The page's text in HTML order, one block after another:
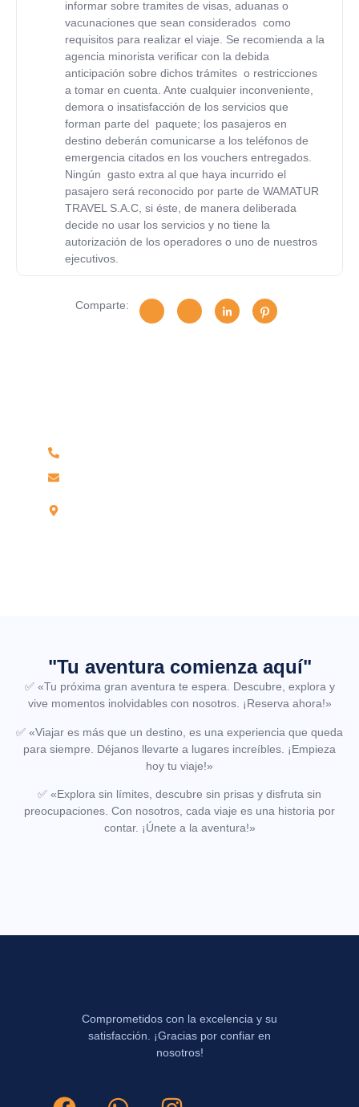
informar sobre tramites de visas, aduanas o
vacunaciones que sean considerados como
requisitos para realizar el viaje. Se recomienda a la
agencia minorista verificar con la debida
anticipación sobre dichos trámites o restricciones
a tomar en cuenta. Ante cualquier inconveniente,
demora o insatisfacción de los servicios que
forman parte del paquete; los pasajeros en
destino deberán comunicarse a los teléfonos de
emergencia citados en los vouchers entregados.
Ningún gasto extra al que haya incurrido el
pasajero será reconocido por parte de WAMATUR
TRAVEL S.A.C , si éste, de manera deliberada
decide no usar los servicios y no tiene la
autorización de los operadores o uno de nuestros
ejecutivos.
Comparte:
"Tu aventura comienza aquí"
✅ «Tu próxima gran aventura te espera. Descubre, explora y
vive momentos inolvidables con nosotros. ¡Reserva ahora!»
✅ «Viajar es más que un destino, es una experiencia que queda
para siempre. Déjanos llevarte a lugares increíbles. ¡Empieza
hoy tu viaje!»
✅ «Explora sin límites, descubre sin prisas y disfruta sin
preocupaciones. Con nosotros, cada viaje es una historia por
contar. ¡Únete a la aventura!»
Comprometidos con la excelencia y su
satisfacción. ¡Gracias por confiar en
nosotros!